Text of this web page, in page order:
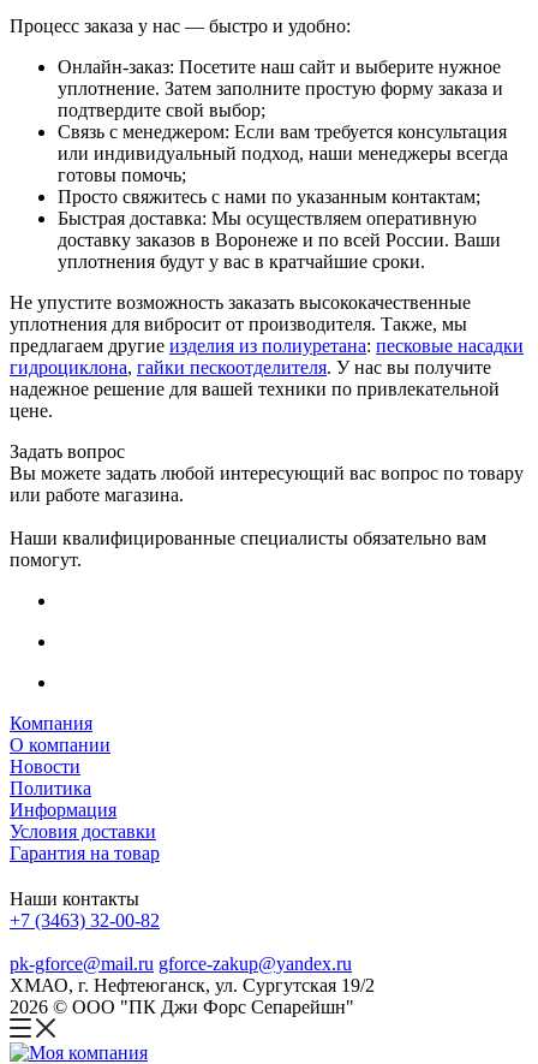
Процесс заказа у нас — быстро и удобно:
Онлайн-заказ: Посетите наш сайт и выберите нужное
уплотнение. Затем заполните простую форму заказа и
подтвердите свой выбор;
Связь с менеджером: Если вам требуется консультация
или индивидуальный подход, наши менеджеры всегда
готовы помочь;
Просто свяжитесь с нами по указанным контактам;
Быстрая доставка: Мы осуществляем оперативную
доставку заказов в Воронеже и по всей России. Ваши
уплотнения будут у вас в кратчайшие сроки.
Не упустите возможность заказать высококачественные
уплотнения для вибросит от производителя. Также, мы
предлагаем другие изделия из полиуретана: песковые насадки
гидроциклона, гайки пескоотделителя. У нас вы получите
надежное решение для вашей техники по привлекательной
цене.
Задать вопрос
Вы можете задать любой интересующий вас вопрос по товару
или работе магазина.
Наши квалифицированные специалисты обязательно вам
помогут.
Компания
О компании
Новости
Политика
Информация
Условия доставки
Гарантия на товар
Наши контакты
+7 (3463) 32-00-82
pk-gforce@mail.ru gforce-zakup@yandex.ru
ХМАО, г. Нефтеюганск, ул. Сургутская 19/2
2026 © ООО "ПК Джи Форс Сепарейшн"